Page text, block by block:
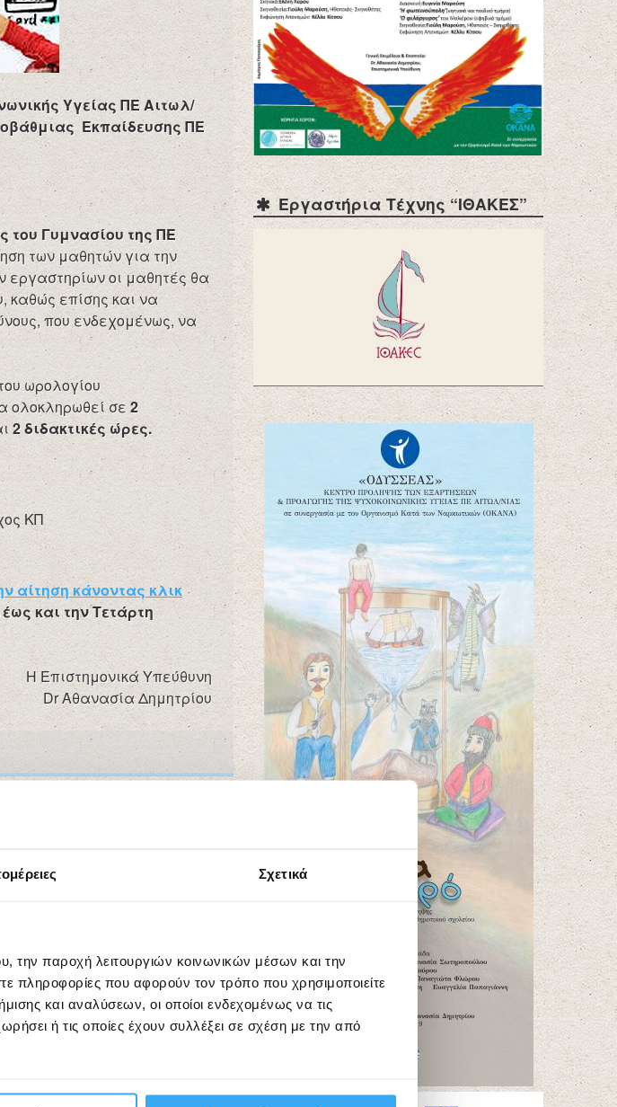
Σχετικά
την παροχή λειτουργιών κοινωνικών μέσων και την
πληροφορίες που αφορούν τον τρόπο που χρησιμοποιείτε
και αναλύσεων, οι οποίοι ενδεχομένως να τις
ή τις οποίες έχουν συλλέξει σε σχέση με την από
Υγείας ΠΕ Αιτωλ/
Εκπαίδευσης ΠΕ
του Γυμνασίου της ΠΕ
των μαθητών για την
εργαστηρίων οι μαθητές θα
καθώς επίσης και να
που ενδεχομένως, να
ωρολογίου
ολοκληρωθεί σε 2
2 διδακτικές ώρες.
ΚΠ
αίτηση κάνοντας κλικ
και την Τετάρτη
Η Επιστημονικά Υπεύθυνη
Dr Αθανασία Δημητρίου
Εργαστήρια Τέχνης “ΙΘΑΚΕΣ”